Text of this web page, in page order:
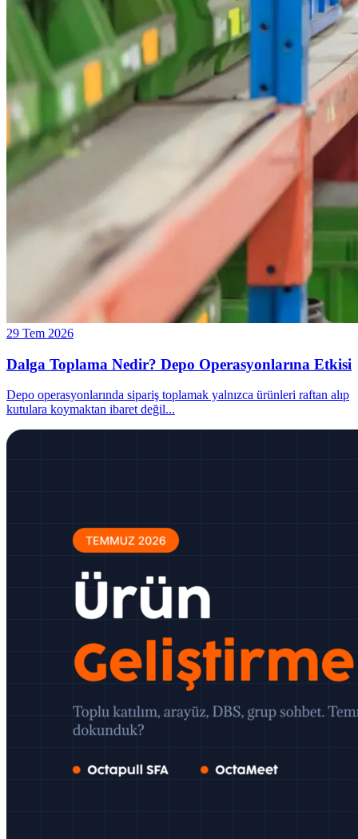
29 Tem 2026
Dalga Toplama Nedir? Depo Operasyonlarına Etkisi
Depo operasyonlarında sipariş toplamak yalnızca ürünleri raftan alıp
kutulara koymaktan ibaret değil...